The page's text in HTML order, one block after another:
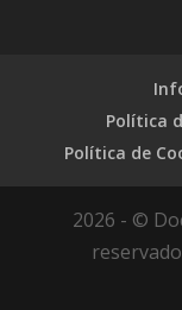
Política
Política de
2026 - ©